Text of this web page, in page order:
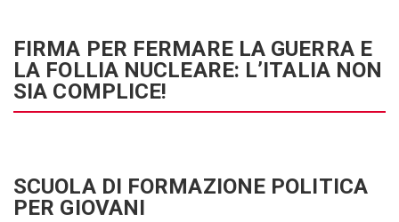
FIRMA PER FERMARE LA GUERRA E
LA FOLLIA NUCLEARE: L’ITALIA NON
SIA COMPLICE!
SCUOLA DI FORMAZIONE POLITICA
PER GIOVANI